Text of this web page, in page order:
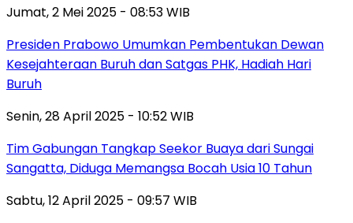
Jumat, 2 Mei 2025 - 08:53 WIB
Presiden Prabowo Umumkan Pembentukan Dewan
Kesejahteraan Buruh dan Satgas PHK, Hadiah Hari
Buruh
Senin, 28 April 2025 - 10:52 WIB
Tim Gabungan Tangkap Seekor Buaya dari Sungai
Sangatta, Diduga Memangsa Bocah Usia 10 Tahun
Sabtu, 12 April 2025 - 09:57 WIB